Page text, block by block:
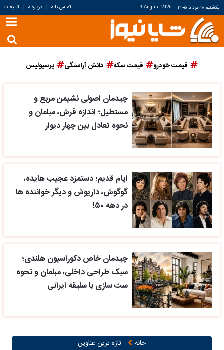
یکشنبه ۱۸ مرداد ۱۴۰۵ |
9 August 2026 تماس با ما | درباره ما | تبلیغات
قیمت خودرو قیمت سکه دانش آراستگی پرسپولیس
چیدمان اصولی نشیمن مربع و
مستطیل؛ اندازه فرش، مبلمان و
نحوه تعادل بین چهار دیوار
ایام قدیم؛ دستمزد عجیب هایده،
گوگوش، داریوش و دیگر خواننده ها
در دهه ۵۰!
چیدمان خاص دکوراسیون هلندی؛
سبک طراحی داخلی، مبلمان و نحوه
ست سازی با سلیقه ایرانی
خانه
تازه ترین عناوین